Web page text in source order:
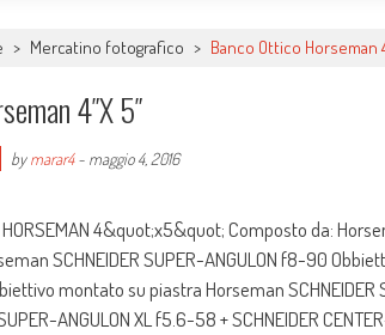
> Mercatino fotografico > Banco Ottico Horseman
4″x 5″
bymarar4- maggio 4, 2016
4&quot;x5&quot; Composto da:
SCHNEIDER SUPER-ANGULON f8-90
montato su piastra Horseman
ANGULON XL f5.6-58 + SCHNEIDER